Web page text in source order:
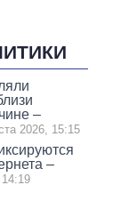
–
2026, 15:15
–